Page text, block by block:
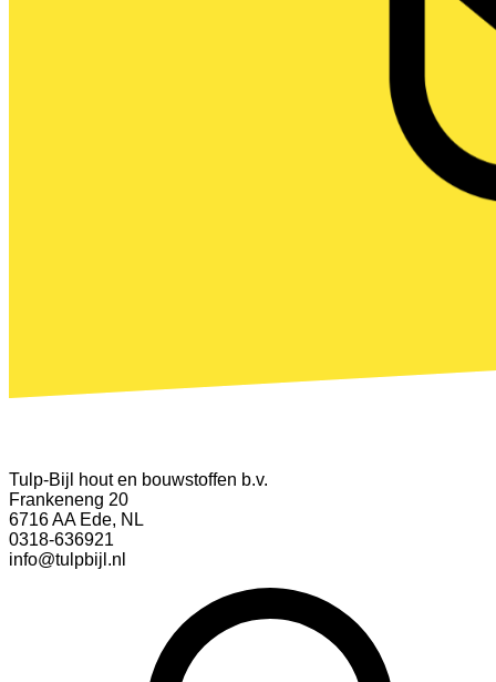
Tulp-Bijl hout en bouwstoffen b.v.
Frankeneng 20
6716 AA Ede, NL
0318-636921
info@tulpbijl.nl